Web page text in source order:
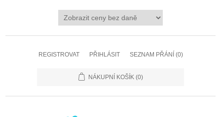
REGISTROVAT PŘIHLÁSIT SEZNAM PŘÁNÍ (0)
NÁKUPNÍ KOŠÍK (0)